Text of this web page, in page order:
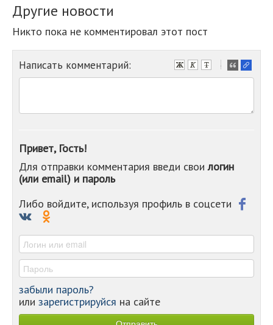
Другие новости
Никто пока не комментировал этот пост
Написать комментарий:
-
-
-
-
-
Привет, Гость!
Для отправки комментария введи своилогин
(или email) и пароль
Либо войдите, используя профиль в соцсети
забыли пароль?
или зарегистрируйся на сайте